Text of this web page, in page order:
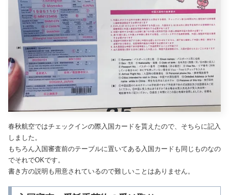
春秋航空ではチェックインの際入国カードを貰えたので、そちらに記入
しました。
もちろん入国審査前のテーブルに置いてある入国カードも同じものなの
でそれでOKです。
書き方の説明も用意されているので難しいことはありません。